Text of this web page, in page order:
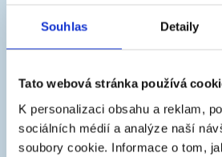
Souhlas Detaily
Tato webová stránka používá
K personalizaci obsahu a reklam,
sociálních médií a analýze naší
soubory cookie. Informace o tom,
jedným nástrekom (cca 100 μm